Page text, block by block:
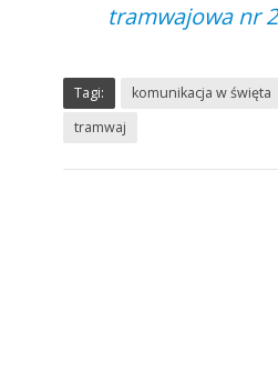
tramwajowa nr
Tagi: komunikacja w święta
tramwaj